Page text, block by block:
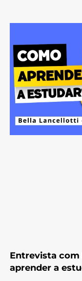
Entrevista
aprender a